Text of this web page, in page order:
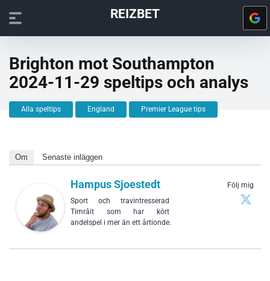
REIZBET
Brighton mot Southampton
2024-11-29 speltips och analys
Alla speltips England Premier League tips
Om Senaste inläggen
Följ mig
Hampus Sjoestedt
Sport och travintresserad
Timråit som har kört
andelspel i mer än ett årtionde.